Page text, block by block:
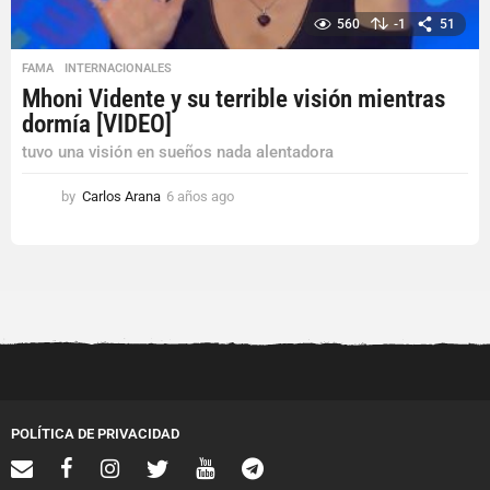
560 -1 51
FAMA INTERNACIONALES
Mhoni Vidente y su terrible visión mientras
dormía [VIDEO]
tuvo una visión en sueños nada alentadora
by Carlos Arana 6 años ago
o
POLÍTICA DE PRIVACIDAD